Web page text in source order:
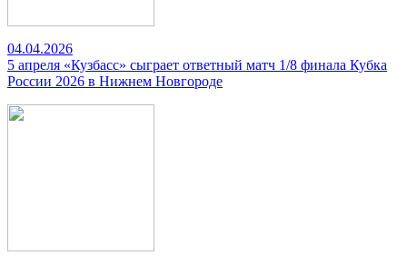
04.04.2026
5 апреля «Кузбасс» сыграет ответный матч 1/8 финала Кубка
России 2026 в Нижнем Новгороде